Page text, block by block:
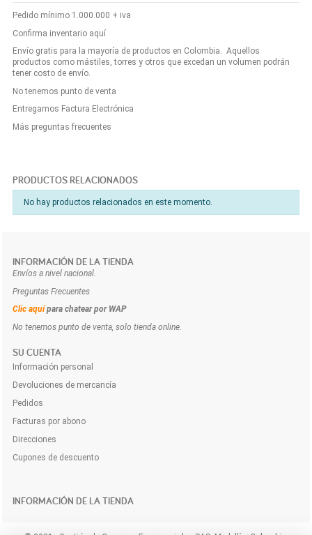
Pedido mínimo 1.000.000 + iva
Confirma inventario aquí
Envío gratis para la mayoría de productos en Colombia. Aquellos
productos como mástiles, torres y otros que excedan un volumen podrán
tener costo de envío.
No tenemos punto de venta
Entregamos Factura Electrónica
Más preguntas frecuentes
PRODUCTOS RELACIONADOS
No hay productos relacionados en este momento.
INFORMACIÓN DE LA TIENDA
Envíos a nivel nacional.
Preguntas Frecuentes
Clic aquí para chatear por WAP
No tenemos punto de venta, solo tienda online.
INFORMACIÓN DE LA TIENDA
SU CUENTA
Información personal
Devoluciones de mercancía
Pedidos
Facturas por abono
Direcciones
Cupones de descuento